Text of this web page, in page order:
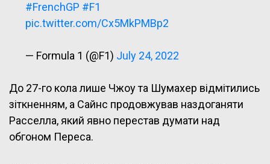
#FrenchGP #F1
pic.twitter.com/Cx5MkPMBp2
— Formula 1 (@F1) July 24, 2022
До 27-го кола лише Чжоу та Шумахер відмітились
зіткненням, а Сайнс продовжував наздоганяти
Расселла, який явно перестав думати над
обгоном Переса.